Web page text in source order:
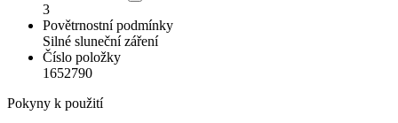
3
Povětrnostní podmínky
Silné sluneční záření
Číslo položky
1652790
Pokyny k použití